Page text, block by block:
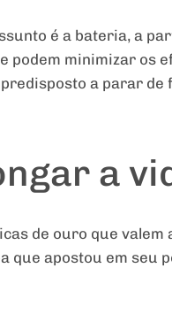
é a bateria, a
minimizar os
a parar
a
de ouro que
que apostou em seu